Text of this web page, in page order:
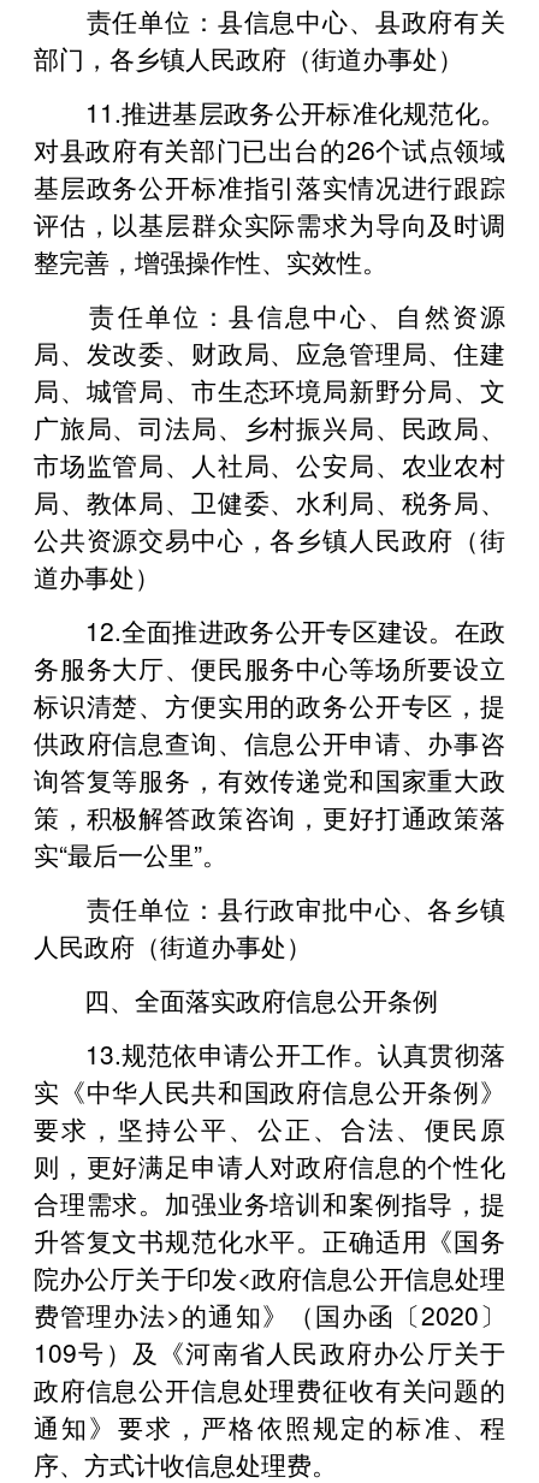
责任单位：县信息中心、县政府有关
部门，各乡镇人民政府（街道办事处）
11.推进基层政务公开标准化规范化。
对县政府有关部门已出台的26个试点领域
基层政务公开标准指引落实情况进行跟踪
评估，以基层群众实际需求为导向及时调
整完善，增强操作性、实效性。
责任单位：县信息中心、自然资源
局、发改委、财政局、应急管理局、住建
局、城管局、市生态环境局新野分局、文
广旅局、司法局、乡村振兴局、民政局、
市场监管局、人社局、公安局、农业农村
局、教体局、卫健委、水利局、税务局、
公共资源交易中心，各乡镇人民政府（街
道办事处）
12.全面推进政务公开专区建设。在政
务服务大厅、便民服务中心等场所要设立
标识清楚、方便实用的政务公开专区，提
供政府信息查询、信息公开申请、办事咨
询答复等服务，有效传递党和国家重大政
策，积极解答政策咨询，更好打通政策落
实“最后一公里”。
责任单位：县行政审批中心、各乡镇
人民政府（街道办事处）
四、全面落实政府信息公开条例
13.规范依申请公开工作。认真贯彻落
实《中华人民共和国政府信息公开条例》
要求，坚持公平、公正、合法、便民原
则，更好满足申请人对政府信息的个性化
合理需求。加强业务培训和案例指导，提
升答复文书规范化水平。正确适用《国务
院办公厅关于印发<政府信息公开信息处理
费管理办法>的通知》（国办函〔2020〕
109号）及《河南省人民政府办公厅关于
政府信息公开信息处理费征收有关问题的
通知》要求，严格依照规定的标准、程
序、方式计收信息处理费。